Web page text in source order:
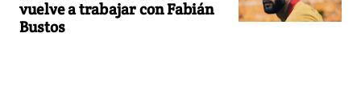
vuelve a trabajar con Fabián
Bustos